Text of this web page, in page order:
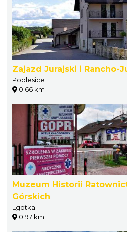
Zajazd Jurajski i Rancho-
Podlesice
0.66 km
Muzeum Historii
Górskich
Lgotka
0.97 km